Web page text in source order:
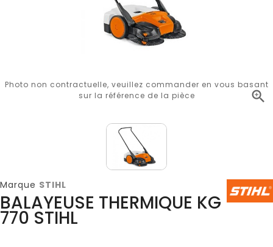

Photo non contractuelle, veuillez commander en vous basant
sur la référence de la pièce
Marque STIHL
BALAYEUSE THERMIQUE KG
770 STIHL